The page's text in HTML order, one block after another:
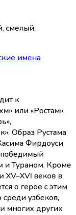
смелый,
имена
к
или «Рōстам».
Образ Рустама
Фирдоуси
и Тураном. Кроме
XV–XVI веков в
о герое с этим
узбеков,
многих других